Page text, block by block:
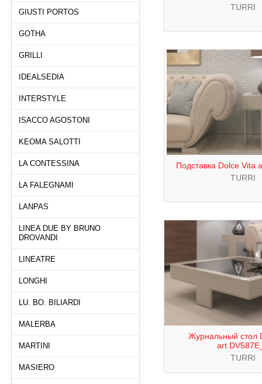
GIUSTI PORTOS
GOTHA
GRILLI
IDEALSEDIA
INTERSTYLE
ISACCO AGOSTONI
KEOMA SALOTTI
LA CONTESSINA
LA FALEGNAMI
LANPAS
LINEA DUE BY BRUNO
DROVANDI
LINEATRE
LONGHI
LU. BO. BILIARDI
MALERBA
MARTINI
MASIERO
TURRI
Подставка Dolce Vita
TURRI
Журнальный стол
TURRI